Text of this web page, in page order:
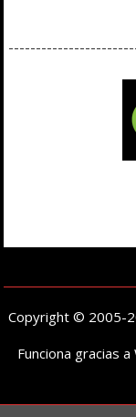
Copyright © 2005-
Funciona gracias